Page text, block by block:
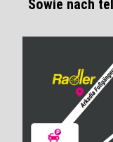
Sowie nach